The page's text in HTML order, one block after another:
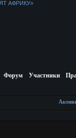
АФРИКУ»
Форум Участники